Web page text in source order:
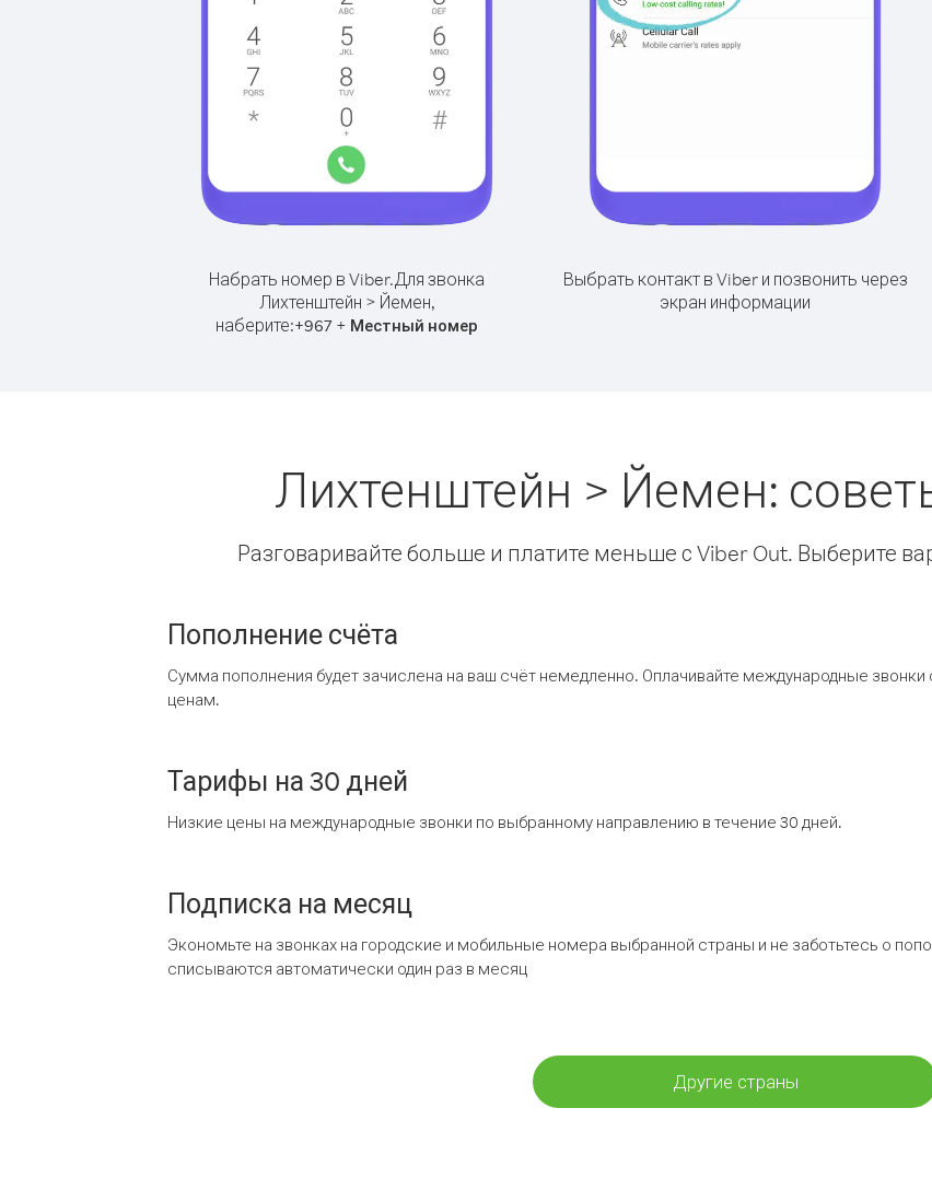
Набрать номер в Viber.Для звонка
Лихтенштейн > Йемен,
наберите:+967 + Местный номер
Выбрать контакт в Viber и позвонить через
экран информации
Лихтенштейн > Йемен:
Разговаривайте больше и платите меньше с Viber Out. Выберите
Пополнение счёта
Сумма пополнения будет зачислена на ваш счёт немедленно. Оплачивайте международные
ценам.
Тарифы на 30 дней
Низкие цены на международные звонки по выбранному направлению в течение 30 дней.
Подписка на месяц
Экономьте на звонках на городские и мобильные номера выбранной страны и не заботьтесь о
списываются автоматически один раз в месяц
Другие страны